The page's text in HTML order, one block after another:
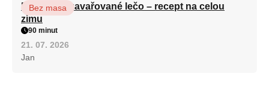
Babiččino zavařované lečo – recept na celou
zimu
Bez masa
90 minut
21. 07. 2026
Jan